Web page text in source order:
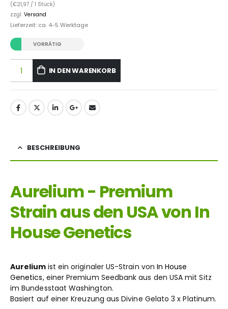
(€21,97 / 1 Stück)
zzgl. Versand
Lieferzeit: ca. 4-5 Werktage
VORRÄTIG
IN DEN WARENKORB
BESCHREIBUNG
Aurelium - Premium
Strain aus den USA von In
House Genetics
Aurelium ist ein originaler US-Strain von In House
Genetics, einer Premium Seedbank aus den USA mit Sitz
im Bundesstaat Washington.
Basiert auf einer Kreuzung aus Divine Gelato 3 x Platinum.